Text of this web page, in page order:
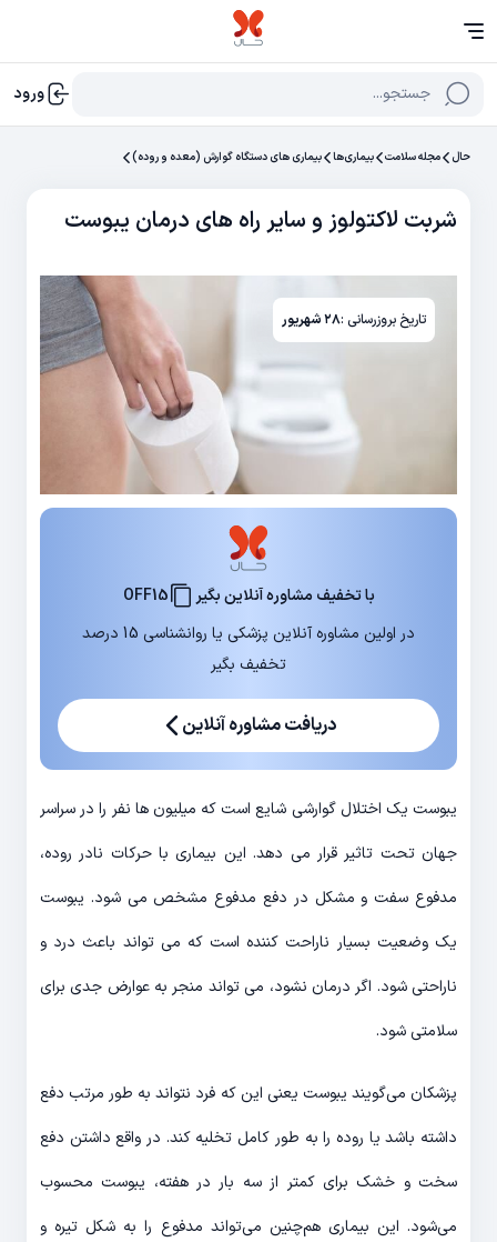
جستجو... ورود
حال مجله سلامت بیماری‌ها بیماری های دستگاه گوارش (معده و روده)
شربت لاکتولوز و سایر راه های درمان یبوست
تاریخ بروزرسانی :۲۸ شهریور
با تخفیف مشاوره آنلاین بگیر
OFF15
در اولین مشاوره آنلاین پزشکی یا روانشناسی 15 درصد
تخفیف بگیر
دریافت مشاوره آنلاین
یبوست یک اختلال گوارشی شایع است که میلیون ها نفر را در سراسر
جهان تحت تاثیر قرار می دهد. این بیماری با حرکات نادر روده،
مدفوع سفت و مشکل در دفع مدفوع مشخص می شود. یبوست
یک وضعیت بسیار ناراحت کننده است که می تواند باعث درد و
ناراحتی شود. اگر درمان نشود، می تواند منجر به عوارض جدی برای
سلامتی شود.
پزشکان می‌گویند یبوست یعنی این که فرد نتواند به طور مرتب دفع
داشته باشد یا روده را به طور کامل تخلیه کند. در واقع داشتن دفع
سخت و خشک برای کمتر از سه بار در هفته، یبوست محسوب
می‌شود. این بیماری هم‌چنین می‌تواند مدفوع را به شکل تیره و